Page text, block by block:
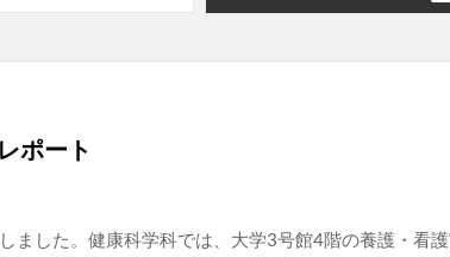
ポート
ました。健康科学科では、大学3号館4階の養護・看